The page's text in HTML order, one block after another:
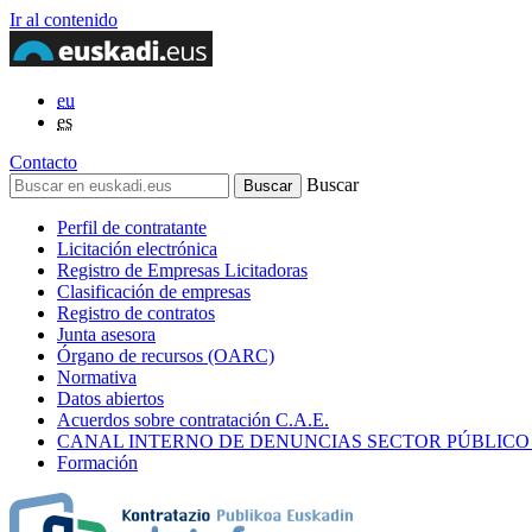
Ir al contenido
eu
es
Contacto
Buscar
Perfil de contratante
Licitación electrónica
Registro de Empresas Licitadoras
Clasificación de empresas
Registro de contratos
Junta asesora
Órgano de recursos (OARC)
Normativa
Datos abiertos
Acuerdos sobre contratación C.A.E.
CANAL INTERNO DE DENUNCIAS SECTOR
Formación